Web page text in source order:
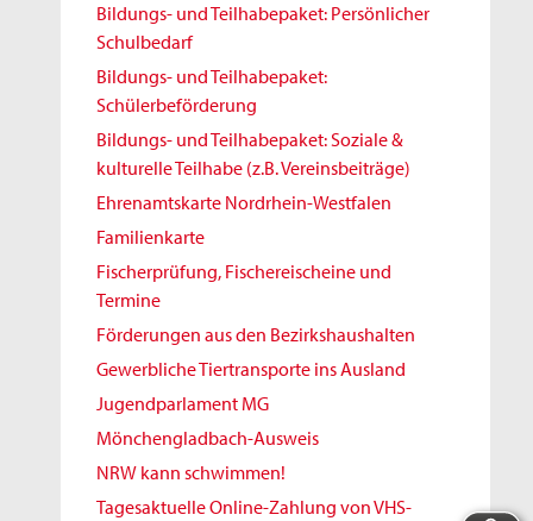
Bildungs- und Teilhabepaket: Persönlicher
Schulbedarf
Bildungs- und Teilhabepaket:
Schülerbeförderung
Bildungs- und Teilhabepaket: Soziale &
kulturelle Teilhabe (z.B. Vereinsbeiträge)
Ehrenamtskarte Nordrhein-Westfalen
Familienkarte
Fischerprüfung, Fischereischeine und
Termine
Förderungen aus den Bezirkshaushalten
Gewerbliche Tiertransporte ins Ausland
Jugendparlament MG
Mönchengladbach-Ausweis
NRW kann schwimmen!
Tagesaktuelle Online-Zahlung von VHS-